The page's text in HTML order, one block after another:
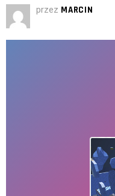
przez MARCIN